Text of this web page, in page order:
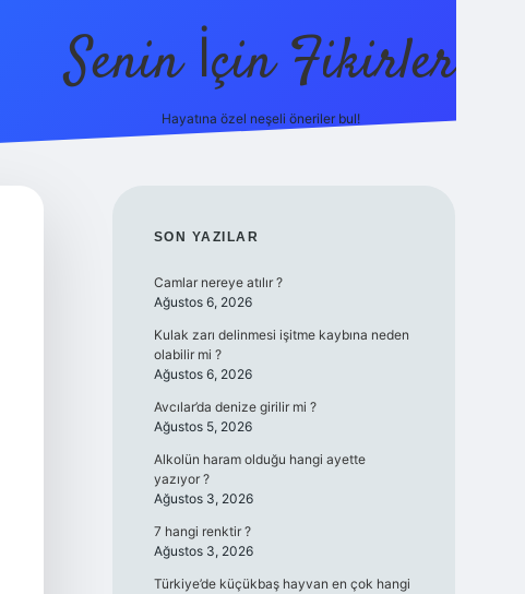
Senin İçin Fikirler
Hayatına özel neşeli öneriler bul!
SIDEBAR
SON YAZILAR
Camlar nereye atılır ?
Ağustos 6, 2026
Kulak zarı delinmesi işitme kaybına neden
olabilir mi ?
Ağustos 6, 2026
Avcılar’da denize girilir mi ?
Ağustos 5, 2026
Alkolün haram olduğu hangi ayette
yazıyor ?
Ağustos 3, 2026
7 hangi renktir ?
Ağustos 3, 2026
Türkiye’de küçükbaş hayvan en çok hangi